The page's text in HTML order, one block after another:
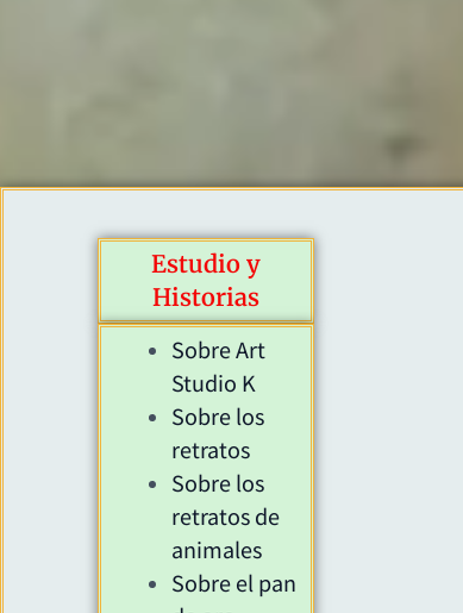
Estudio y
Historias
Sobre Art
Studio K
Sobre los
retratos
Sobre los
retratos de
animales
Sobre el pan